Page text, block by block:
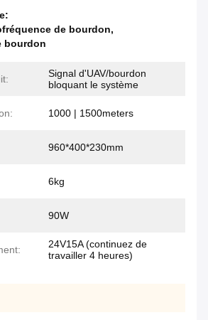
de bourdon,
bourdon
Signal d'UAV/bourdon
bloquant le système
1000 | 1500meters
960*400*230mm
6kg
90W
24V15A (continuez de
travailler 4 heures)